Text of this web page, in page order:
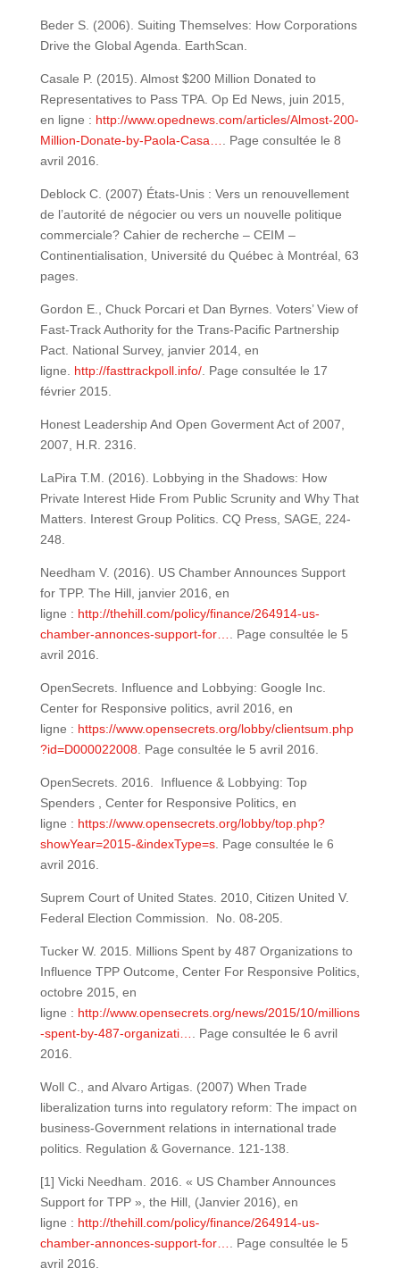
Beder S. (2006). Suiting Themselves: How Corporations
Drive the Global Agenda. EarthScan.
Casale P. (2015). Almost $200 Million Donated to
Representatives to Pass TPA. Op Ed News, juin 2015,
en ligne : http://www.opednews.com/articles/Almost-200-
Million-Donate-by-Paola-Casa…. Page consultée le 8
avril 2016.
Deblock C. (2007) États-Unis : Vers un renouvellement
de l’autorité de négocier ou vers un nouvelle politique
commerciale? Cahier de recherche – CEIM –
Continentialisation, Université du Québec à Montréal, 63
pages.
Gordon E., Chuck Porcari et Dan Byrnes. Voters’ View of
Fast-Track Authority for the Trans-Pacific Partnership
Pact. National Survey, janvier 2014, en
ligne. http://fasttrackpoll.info/. Page consultée le 17
février 2015.
Honest Leadership And Open Goverment Act of 2007,
2007, H.R. 2316.
LaPira T.M. (2016). Lobbying in the Shadows: How
Private Interest Hide From Public Scrunity and Why That
Matters. Interest Group Politics. CQ Press, SAGE, 224-
248.
Needham V. (2016). US Chamber Announces Support
for TPP. The Hill, janvier 2016, en
ligne : http://thehill.com/policy/finance/264914-us-
chamber-annonces-support-for…. Page consultée le 5
avril 2016.
OpenSecrets. Influence and Lobbying: Google Inc.
Center for Responsive politics, avril 2016, en
ligne : https://www.opensecrets.org/lobby/clientsum.php
?id=D000022008. Page consultée le 5 avril 2016.
OpenSecrets. 2016. Influence & Lobbying: Top
Spenders , Center for Responsive Politics, en
ligne : https://www.opensecrets.org/lobby/top.php?
showYear=2015-&indexType=s. Page consultée le 6
avril 2016.
Suprem Court of United States. 2010, Citizen United V.
Federal Election Commission. No. 08-205.
Tucker W. 2015. Millions Spent by 487 Organizations to
Influence TPP Outcome, Center For Responsive Politics,
octobre 2015, en
ligne : http://www.opensecrets.org/news/2015/10/millions
-spent-by-487-organizati…. Page consultée le 6 avril
2016.
Woll C., and Alvaro Artigas. (2007) When Trade
liberalization turns into regulatory reform: The impact on
business-Government relations in international trade
politics. Regulation & Governance. 121-138.
[1] Vicki Needham. 2016. « US Chamber Announces
Support for TPP », the Hill, (Janvier 2016), en
ligne : http://thehill.com/policy/finance/264914-us-
chamber-annonces-support-for…. Page consultée le 5
avril 2016.